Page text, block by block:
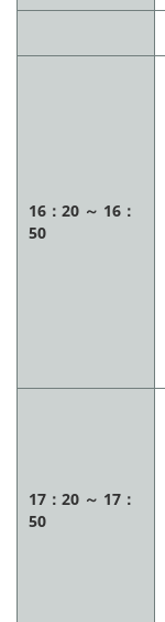
16：20 ～ 16：
50
17：20 ～ 17：
50